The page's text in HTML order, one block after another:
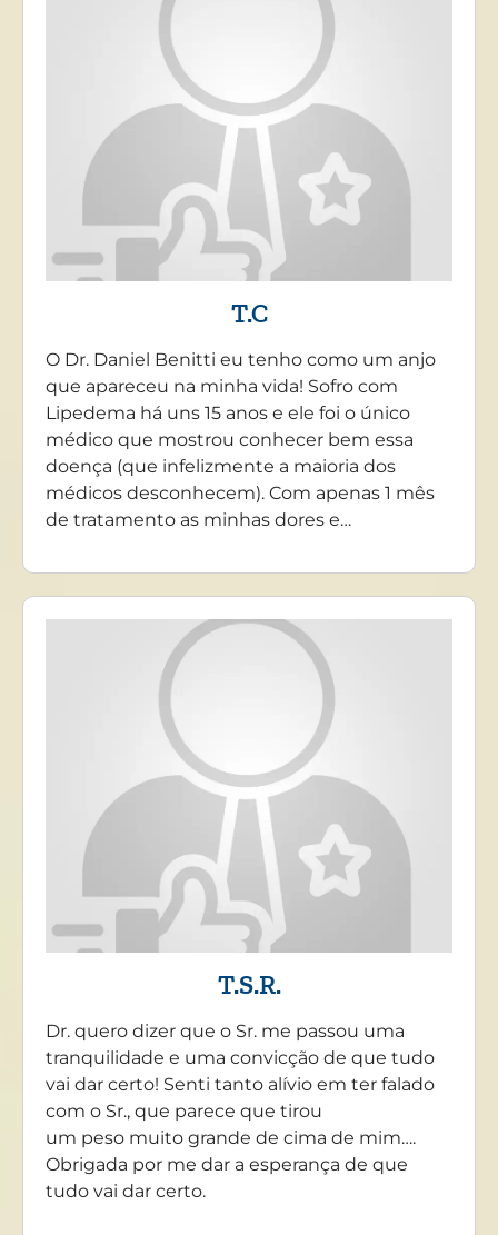
T.C
O Dr. Daniel Benitti eu tenho como um anjo
que apareceu na minha vida! Sofro com
Lipedema há uns 15 anos e ele foi o único
médico que mostrou conhecer bem essa
doença (que infelizmente a maioria dos
médicos desconhecem). Com apenas 1 mês
de tratamento as minhas dores e…
T.S.R.
Dr. quero dizer que o Sr. me passou uma
tranquilidade e uma convicção de que tudo
vai dar certo! Senti tanto alívio em ter falado
com o Sr., que parece que tirou
um peso muito grande de cima de mim….
Obrigada por me dar a esperança de que
tudo vai dar certo.